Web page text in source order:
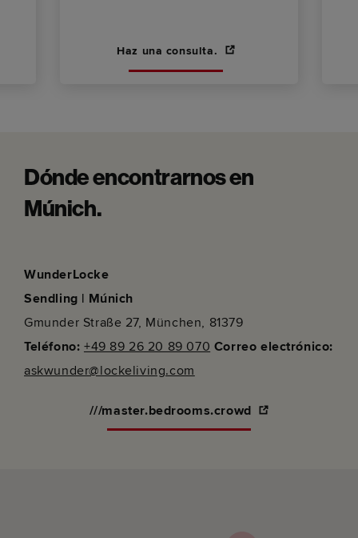
Haz una consulta.
Dónde encontrarnos en
Múnich.
WunderLocke
Sendling | Múnich
Gmunder Straße 27, München, 81379
Teléfono: +49 89 26 20 89 070 Correo electrónico:
askwunder@lockeliving.com
///master.bedrooms.crowd